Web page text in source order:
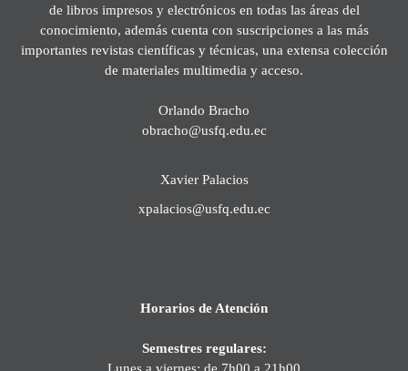
de libros impresos y electrónicos en todas las áreas del
conocimiento, además cuenta con suscripciones a las más
importantes revistas científicas y técnicas, una extensa colección
de materiales multimedia y acceso.
Orlando Bracho
obracho@usfq.edu.ec
Xavier Palacios
xpalacios@usfq.edu.ec
Horarios de Atención
Semestres regulares:
Lunes a viernes: de 7h00 a 21h00